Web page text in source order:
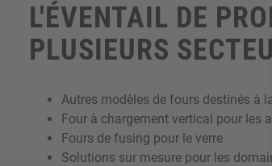
L'ÉVENTAIL DE
PLUSIEURS
Autres modèles de fours destinés à
Four à chargement vertical pour les
Fours de fusing pour le verre
Solutions sur mesure pour les